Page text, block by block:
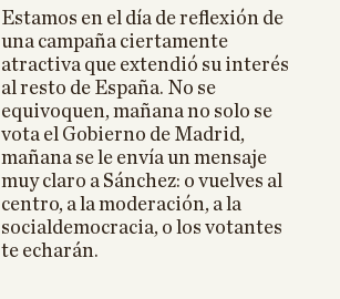
Estamos en el día de reflexión de
una campaña ciertamente
atractiva que extendió su interés
al resto de España. No se
equivoquen, mañana no solo se
vota el Gobierno de Madrid,
mañana se le envía un mensaje
muy claro a Sánchez: o vuelves al
centro, a la moderación, a la
socialdemocracia, o los votantes
te echarán.